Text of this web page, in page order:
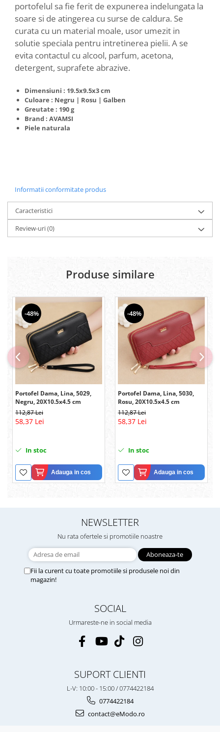
portofelul sa fie ferit de expunerea indelungata la
soare si de atingerea cu surse de caldura. Se
curata cu un material moale, usor umezit in
solutie speciala pentru intretinerea pielii. A se
evita contactul cu alcool, parfum, acetona,
detergent, suprafete abrazive.
Dimensiuni : 19.5x9.5x3 cm
Culoare : Negru | Rosu | Galben
Greutate : 190 g
Brand : AVAMSI
Piele naturala
Informatii conformitate produs
Caracteristici
Review-uri(0)
Produse similare
-48%
Portofel Dama, Lina, 5029,
Negru, 20X10.5x4.5 cm
112,87 Lei
58,37 Lei
In stoc
Adauga in cos
-48%
Portofel Dama, Lina, 5030,
Rosu, 20X10.5x4.5 cm
112,87 Lei
58,37 Lei
In stoc
Adauga in cos
NEWSLETTER
Nu rata ofertele si promotiile noastre
Fii la curent cu toate promotiile si produsele noi din
magazin!
SOCIAL
Urmareste-ne in social media
SUPORT CLIENTI
L-V: 10:00 - 15:00 / 0774422184
0774422184
contact@eModo.ro